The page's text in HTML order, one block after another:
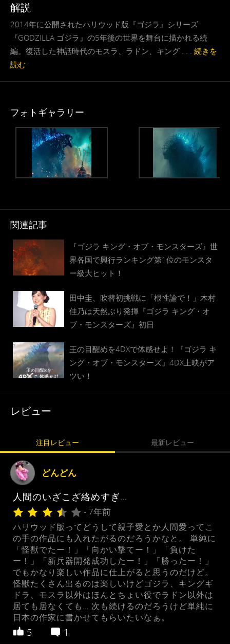
解説
2014年に公開されたハリウッド版『ゴジラ』シリーズ
『GODZILLA ゴジラ』の5年後の世界を舞台に描かれる続
編。復活した神話時代のモスラ、ラドン、キング . . . 続きを
読む
フォトギャラリー
関連記事
『ゴジラ キング・オブ・モンスターズ』世
界各国で興行ランキング第1位のモンスタ
ー級大ヒット！
田中圭、吹替初挑戦に「根性論で！」木村
佳乃は天然ぶり発揮『ゴジラ キング・オ
ブ・モンスターズ』初日
王の目醒めを4DXで体感せよ！『ゴジラ キ
ング・オブ・モンスターズ』4DX上映がア
ツい！
レビュー
注目レビュー 最新レビュー
どんどん
人間のいざこざ絡めすぎ…
- 7年前
ハリウッド版ってどうして親子愛とか人間愛ってこ
の手の作品にも入れたがるのだろうかなと。 単純に
「怪獣でたー！」「向かい撃てー！」「負けた
ー！」「新兵器開発成功したー！」「勝ったー！」
でもかなり楽しい作品に仕上がると思うのだけど。
怪獣たくさん出るのは楽しいけどゴジラ、キングギ
ドラ、モスラ以外はほんとちょい役でラドン以外は
居ても居なくても… 次も続けるのだろうけど単純に
日本の作家に書かせてもらいたいなぁ。
5 1